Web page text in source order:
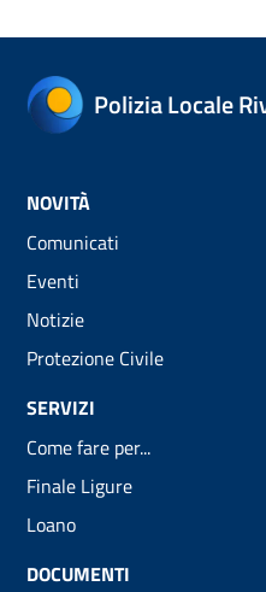
Polizia Locale
NOVITÀ
Comunicati
Eventi
Notizie
Protezione Civile
SERVIZI
Come fare per...
Finale Ligure
Loano
DOCUMENTI